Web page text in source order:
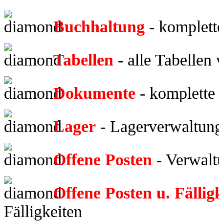
Buchhaltung -
Tabellen - alle Tabellen
Dokumente -
Lager -
Offene Posten -
Offene Posten u.
Fälligkeiten